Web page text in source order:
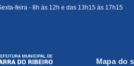
feira - 8h às 12h e das 13h15 às 17h15
Mapa do